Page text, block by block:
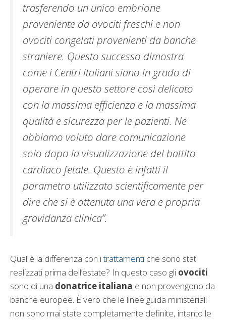
trasferendo un unico embrione
proveniente da ovociti freschi e non
ovociti congelati provenienti da banche
straniere. Questo successo dimostra
come i Centri italiani siano in grado di
operare in questo settore così delicato
con la massima efficienza e la massima
qualità e sicurezza per le pazienti. Ne
abbiamo voluto dare comunicazione
solo dopo la visualizzazione del battito
cardiaco fetale. Questo è infatti il
parametro utilizzato scientificamente per
dire che si è ottenuta una vera e propria
gravidanza clinica”.
Qual è la differenza con itrattamenti che sono stati
realizzati prima dell’estate? In questo caso gli ovociti
sono di una donatrice italiana e non provengono da
banche europee. È vero che le linee guida ministeriali
non sono mai state completamente definite, intanto le